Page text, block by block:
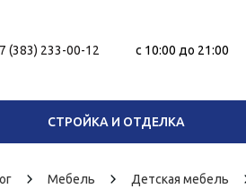
(383) 233-00-12 c 10:00 до 21:00
СТРОЙКА И ОТДЕЛКА
Мебель Детская мебель